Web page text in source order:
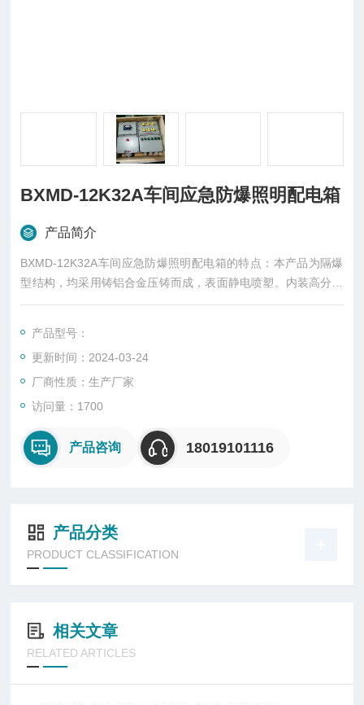
BXMD-12K32A车间应急防爆照明配电箱
产品简介
BXMD-12K32A车间应急防爆照明配电箱的特点：本产品为隔爆
型结构，均采用铸铝合金压铸而成，表面静电喷塑。内装高分断
小型断路器或塑壳断路器、交流真空接触器、电动机保护器、电
进出线均采用无火花型防爆插接装置，并有明确的设备位号指示
板，指示板采用铸铝合金压铸而成成形，抛光处理，外形美观大
方实用。
产品型号：
更新时间：2024-03-24
厂商性质：生产厂家
访问量：1700
产品咨询 18019101116
产品分类
PRODUCT CLASSIFICATION
相关文章
RELATED ARTICLES